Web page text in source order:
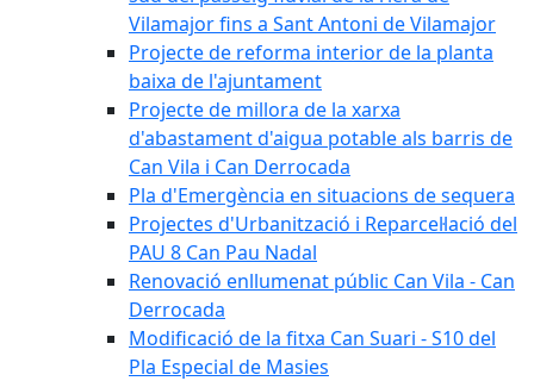
Vilamajor fins a Sant Antoni de Vilamajor
Projecte de reforma interior de la planta
baixa de l'ajuntament
Projecte de millora de la xarxa
d'abastament d'aigua potable als barris de
Can Vila i Can Derrocada
Pla d'Emergència en situacions de sequera
Projectes d'Urbanització i Reparcel·lació del
PAU 8 Can Pau Nadal
Renovació enllumenat públic Can Vila - Can
Derrocada
Modificació de la fitxa Can Suari - S10 del
Pla Especial de Masies